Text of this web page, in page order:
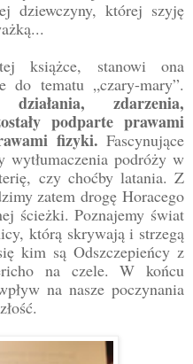
dziewczyny, której szyję
książce, stanowi ona
do tematu „czary-mary”.
działania, zdarzenia,
podparte prawami
fizyki. Fascynujące
wytłumaczenia podróży w
czy choćby latania. Z
zatem drogę Horacego
ścieżki. Poznajemy świat
którą skrywają i strzegą
kim są Odszczepieńcy z
na czele. W końcu
na nasze poczynania